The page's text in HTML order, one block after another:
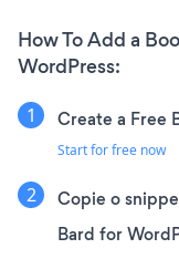
How To Add a
WordPress:
Create a Free
Start for free now
Copie o
Bard for